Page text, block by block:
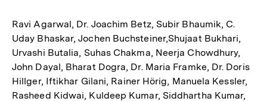
Ravi Agarwal, Dr. Joachim Betz, Subir Bhaumik, C.
Uday Bhaskar, Jochen Buchsteiner,Shujaat Bukhari,
Urvashi Butalia, Suhas Chakma, Neerja Chowdhury,
John Dayal, Bharat Dogra, Dr. Maria Framke, Dr. Doris
Hillger, Iftikhar Gilani, Rainer Hörig, Manuela Kessler,
Rasheed Kidwai, Kuldeep Kumar, Siddhartha Kumar,